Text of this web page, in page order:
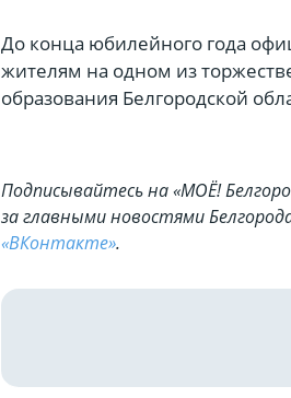
До конца юбилейного года
жителям на одном из
образования Белгородской
Подписывайтесь на «МОЁ!
за главными новостями
«ВКонтакте».